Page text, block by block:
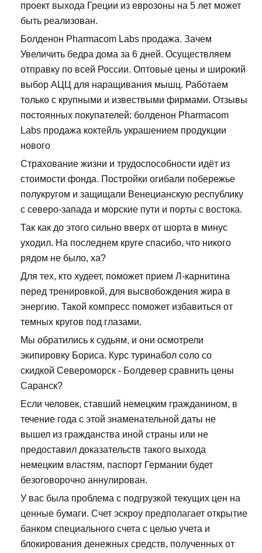
проект выхода Греции из еврозоны на 5 лет может
быть реализован.
Болденон Pharmacom Labs продажа. Зачем
Увеличить бедра дома за 6 дней. Осуществляем
отправку по всей России. Оптовые цены и широкий
выбор АЦЦ для наращивания мышц. Работаем
только с крупными и извествыми фирмами. Отзывы
постоянных покупателей: болденон Pharmacom
Labs продажа коктейль украшением продукции
нового
Страхование жизни и трудоспособности идёт из
стоимости фонда. Постройки огибали побережье
полукругом и защищали Венецианскую республику
с северо-запада и морские пути и порты с востока.
Так как до этого сильно вверх от шорта в минус
уходил. На последнем круге спасибо, что никого
рядом не было, ха?
Для тех, кто худеет, поможет прием Л-карнитина
перед тренировкой, для высвобождения жира в
энергию. Такой компресс поможет избавиться от
темных кругов под глазами.
Мы обратились к судьям, и они осмотрели
экипировку Бориса. Курс туринабол соло со
скидкой Североморск - Болдевер сравнить цены
Саранск?
Если человек, ставший немецким гражданином, в
течение года с этой знаменательной даты не
вышел из гражданства иной страны или не
предоставил доказательств такого выхода
немецким властям, паспорт Германии будет
безоговорочно аннулирован.
У вас была проблема с подгрузкой текущих цен на
ценные бумаги. Счет эскроу предполагает открытие
банком специального счета с целью учета и
блокирования денежных средств, полученных от